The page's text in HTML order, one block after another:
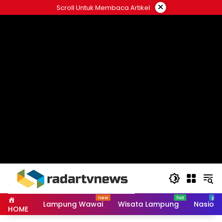
to
Scroll Untuk Membaca Artikel ×
HOME Lampung Wawai Wisata Lampung